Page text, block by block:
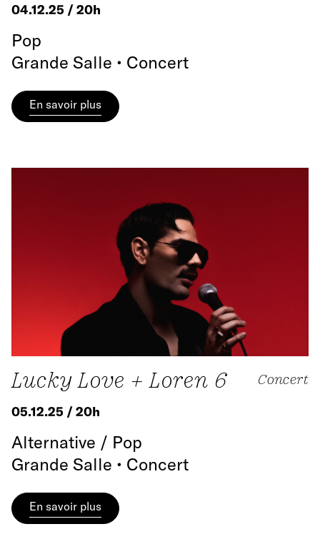
04.12.25 / 20h
Pop
Grande Salle • Concert
En savoir plus
Lucky Love + Loren 6 Concert
05.12.25 / 20h
Alternative / Pop
Grande Salle • Concert
En savoir plus